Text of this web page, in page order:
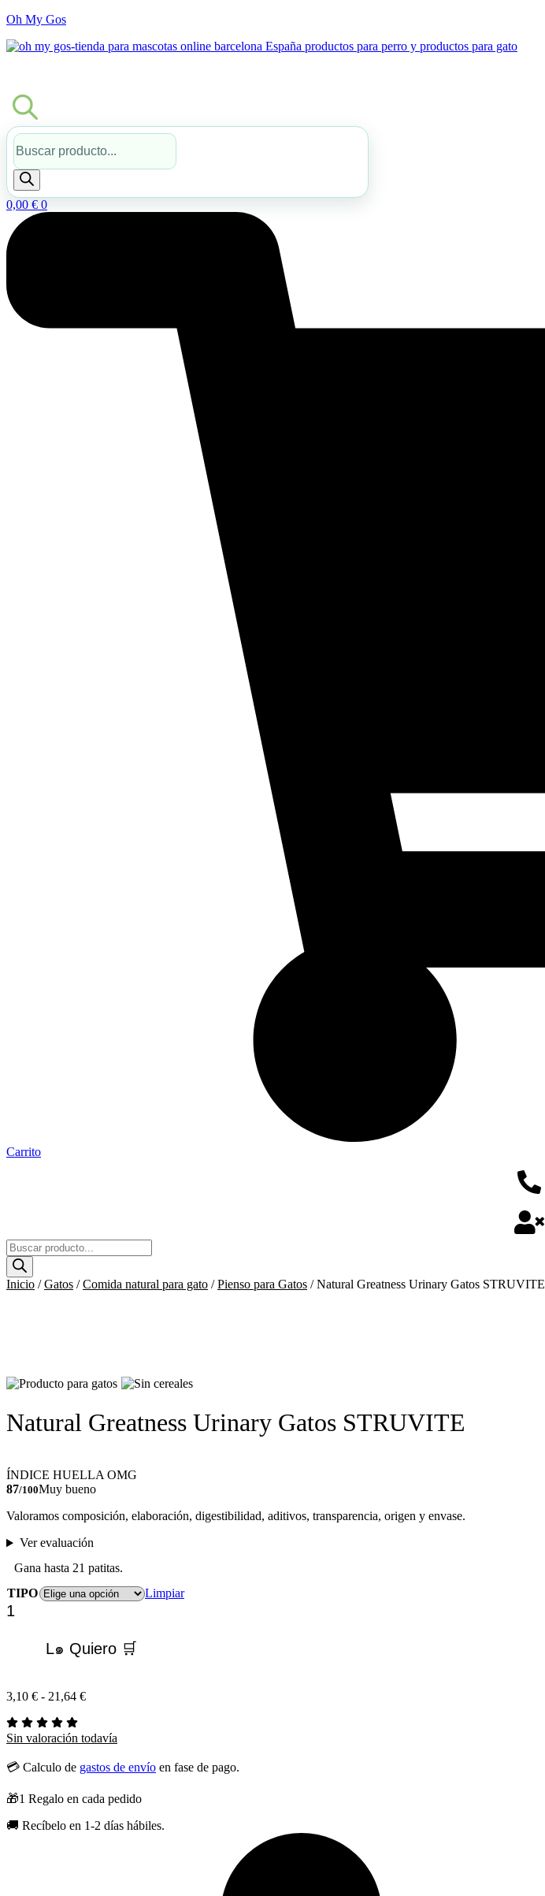
Oh My Gos
Búsqueda
de
productos
0,00 € 0
Carrito
Búsqueda
de
productos
Inicio /Gatos /Comida natural para gato /Pienso para Gatos / Natural Greatness Urinary Gatos STRUVITE
Natural Greatness Urinary Gatos STRUVITE
ÍNDICE HUELLA OMG
87/100Muy bueno
Valoramos composición, elaboración, digestibilidad, aditivos, transparencia, origen y envase.
Ver evaluación
Gana hasta 21 patitas.
TIPO
Limpiar
Natural
L๑ Quiero 🛒
3,10 € - 21,64 €Rango
desde
hasta
Sin valoración todavía
💳 Calculo de gastos de envío en fase de pago.
🎁1 Regalo en cada pedido
🚚 Recíbelo en 1-2 días hábiles.